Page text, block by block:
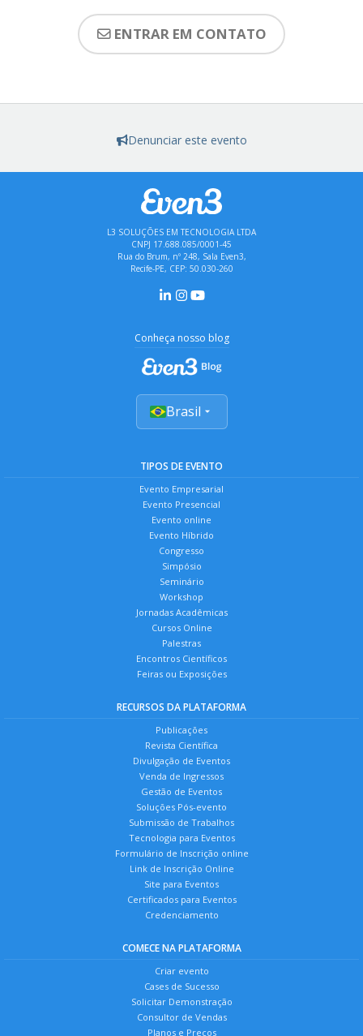
ENTRAR EM CONTATO
Denunciar este evento
L3 SOLUÇÕES EM TECNOLOGIA LTDA
CNPJ 17.688.085/0001-45
Rua do Brum, nº 248, Sala Even3,
Recife-PE, CEP: 50.030-260
Conheça nosso blog
Brasil
TIPOS DE EVENTO
Evento Empresarial
Evento Presencial
Evento online
Evento Híbrido
Congresso
Simpósio
Seminário
Workshop
Jornadas Acadêmicas
Cursos Online
Palestras
Encontros Científicos
Feiras ou Exposições
RECURSOS DA PLATAFORMA
Publicações
Revista Científica
Divulgação de Eventos
Venda de Ingressos
Gestão de Eventos
Soluções Pós-evento
Submissão de Trabalhos
Tecnologia para Eventos
Formulário de Inscrição online
Link de Inscrição Online
Site para Eventos
Certificados para Eventos
Credenciamento
COMECE NA PLATAFORMA
Criar evento
Cases de Sucesso
Solicitar Demonstração
Consultor de Vendas
Planos e Preços